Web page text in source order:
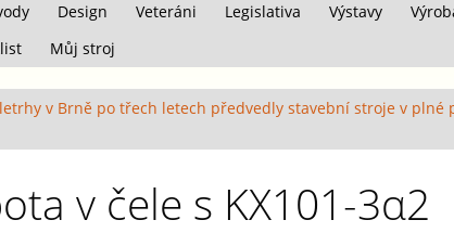
Design Veteráni Legislativa Výstavy
Můj stroj
v Brně po třech letech předvedly stavební stroje v plné
v čele s KX101-3α2